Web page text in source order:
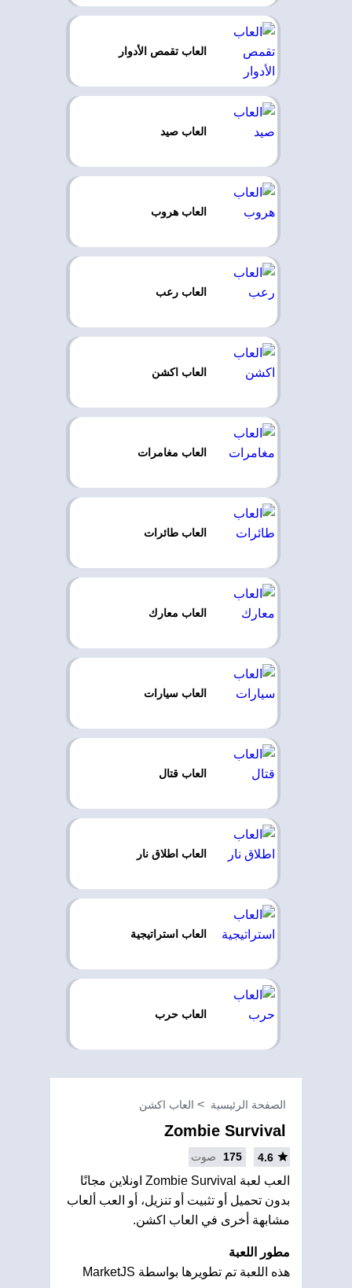
العاب تقمص الأدوار
العاب صيد
العاب هروب
العاب رعب
العاب اكشن
العاب مغامرات
العاب طائرات
العاب معارك
العاب سيارات
العاب قتال
العاب اطلاق نار
العاب استراتيجية
العاب حرب
الصفحة الرئيسية العاب اكشن
Zombie Survival
4.6
175 صوت
العب لعبة Zombie Survival اونلاين مجانًا
بدون تحميل أو تثبيت أو تنزيل، أو العب ألعاب
مشابهة أخرى في العاب اكشن.
مطور اللعبة
هذه اللعبة تم تطويرها بواسطة MarketJS